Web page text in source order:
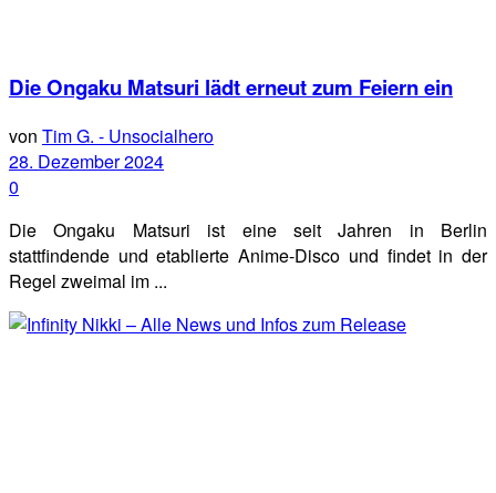
Die Ongaku Matsuri lädt erneut zum Feiern ein
von Tim G. - Unsocialhero
28. Dezember 2024
0
Die Ongaku Matsuri ist eine seit Jahren in Berlin
stattfindende und etablierte Anime-Disco und findet in der
Regel zweimal im ...